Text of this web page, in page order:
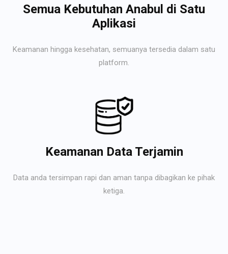
Semua Kebutuhan Anabul di Satu
Aplikasi
Keamanan hingga kesehatan, semuanya tersedia dalam satu
platform.
Keamanan Data Terjamin
Data anda tersimpan rapi dan aman tanpa dibagikan ke pihak
ketiga.